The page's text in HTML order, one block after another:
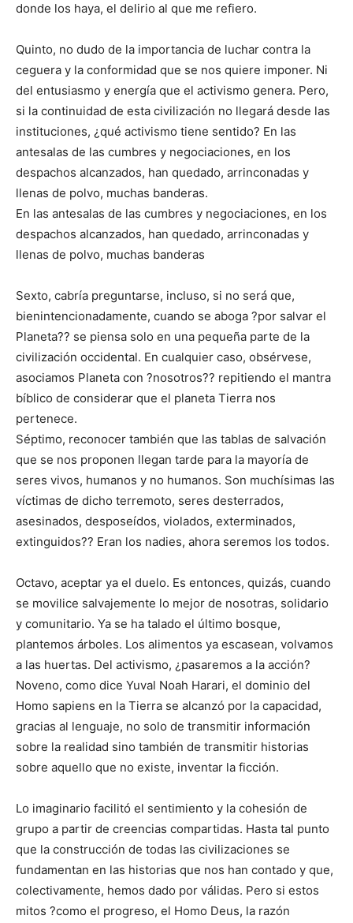
donde los haya, el delirio al que me refiero.
Quinto, no dudo de la importancia de luchar contra la
ceguera y la conformidad que se nos quiere imponer. Ni
del entusiasmo y energía que el activismo genera. Pero,
si la continuidad de esta civilización no llegará desde las
instituciones, ¿qué activismo tiene sentido? En las
antesalas de las cumbres y negociaciones, en los
despachos alcanzados, han quedado, arrinconadas y
llenas de polvo, muchas banderas.
En las antesalas de las cumbres y negociaciones, en los
despachos alcanzados, han quedado, arrinconadas y
llenas de polvo, muchas banderas
Sexto, cabría preguntarse, incluso, si no será que,
bienintencionadamente, cuando se aboga ?por salvar el
Planeta?? se piensa solo en una pequeña parte de la
civilización occidental. En cualquier caso, obsérvese,
asociamos Planeta con ?nosotros?? repitiendo el mantra
bíblico de considerar que el planeta Tierra nos
pertenece.
Séptimo, reconocer también que las tablas de salvación
que se nos proponen llegan tarde para la mayoría de
seres vivos, humanos y no humanos. Son muchísimas las
víctimas de dicho terremoto, seres desterrados,
asesinados, desposeídos, violados, exterminados,
extinguidos?? Eran los nadies, ahora seremos los todos.
Octavo, aceptar ya el duelo. Es entonces, quizás, cuando
se movilice salvajemente lo mejor de nosotras, solidario
y comunitario. Ya se ha talado el último bosque,
plantemos árboles. Los alimentos ya escasean, volvamos
a las huertas. Del activismo, ¿pasaremos a la acción?
Noveno, como dice Yuval Noah Harari, el dominio del
Homo sapiens en la Tierra se alcanzó por la capacidad,
gracias al lenguaje, no solo de transmitir información
sobre la realidad sino también de transmitir historias
sobre aquello que no existe, inventar la ficción.
Lo imaginario facilitó el sentimiento y la cohesión de
grupo a partir de creencias compartidas. Hasta tal punto
que la construcción de todas las civilizaciones se
fundamentan en las historias que nos han contado y que,
colectivamente, hemos dado por válidas. Pero si estos
mitos ?como el progreso, el Homo Deus, la razón